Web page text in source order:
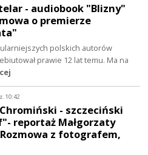
- audiobook "Blizny"
o premierze
polskich autorów
prawie 12 lat temu. Ma na
10:42
- szczeciński
reportaż Małgorzaty
z fotografem,